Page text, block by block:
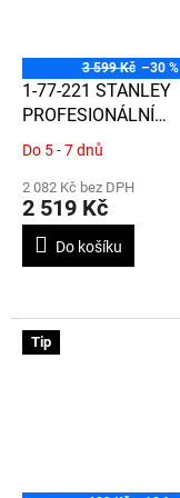
3 599 Kč –30 %
1-77-221 STANLEY
PROFESIONÁLNÍ
ROZPĚRNÁ
Průměrné
produktu
je
5,0
Do 5 - 7 dnů
2 082 Kč bez DPH
2 519 Kč
Do košíku
Tip